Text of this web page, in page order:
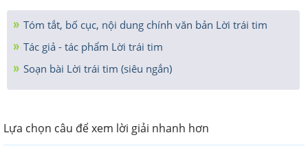
Tóm tắt, bố cục, nội dung chính văn bản Lời trái tim
Tác giả - tác phẩm Lời trái tim
Soạn bài Lời trái tim (siêu ngắn)
Lựa chọn câu để xem lời giải nhanh hơn